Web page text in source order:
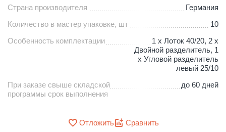
Страна производителя
Германия
Количество в мастер упаковке, шт
10
Особенность комплектации
1 x Лоток 40/20, 2 x
Двойной разделитель, 1
x Угловой разделитель
левый 25/10
При заказе свыше складской
программы срок выполнения
до 60 дней
Отложить Сравнить